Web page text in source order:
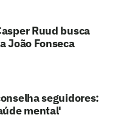
Ruud busca
João Fonseca
seguidores:
mental'